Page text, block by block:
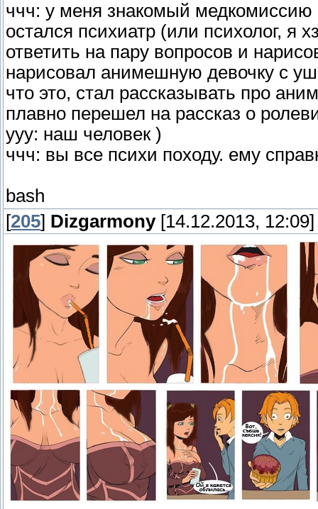
ччч: у меня знакомый
остался психиатр (или психолог, я
ответить на пару вопросов и
нарисовал анимешную девочку с
что это, стал рассказывать про
плавно перешел на рассказ о
ууу: наш человек )
ччч: вы все психи походу. ему
bash
[205] Dizgarmony[14.12.2013, 12:09]